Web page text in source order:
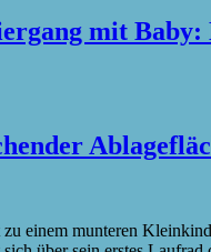
mit
einem munteren